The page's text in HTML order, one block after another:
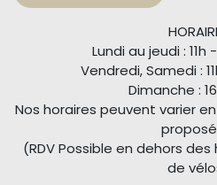
Lundi au jeudi : 11h
Vendredi, Samedi :
Dimanche :
Nos horaires peuvent varier
(RDV Possible en dehors
de